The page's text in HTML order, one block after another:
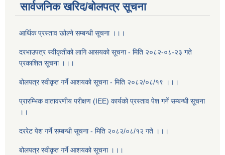
सार्वजनिक खरिद/बोलपत्र सूचना
आर्थिक प्रस्ताव खोल्ने सम्बन्धी सूचना ।।।
दरभाउपत्र स्वीकृतीको लागि आसयको सूचना - मिति २०८२-०८-२३ गते
प्रकाशित सूचना ।।।
बोलपत्र स्वीकृत गर्ने आशयको सूचना - मिति २०८२/०८/१९ ।।।
प्रारम्भिक वातावरणीय परीक्षण (IEE) कार्यको प्रस्ताव पेश गर्ने सम्बन्धी सूचना
।।
दररेट पेश गर्ने सम्बन्धी सूचना - मिति २०८२/०८/१२ गते ।।।
बोलपत्र स्वीकृत गर्ने आशयको सूचना ।।।